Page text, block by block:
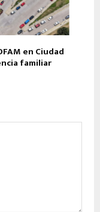
en Ciudad
familiar